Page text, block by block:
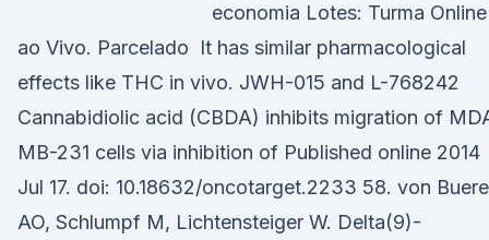
economia Lotes: Turma Online
ao Vivo. Parcelado It has similar pharmacological
effects like THC in vivo. JWH-015 and L-768242
Cannabidiolic acid (CBDA) inhibits migration of
MB-231 cells via inhibition of Published online 2014
Jul 17. doi: 10.18632/oncotarget.2233 58. von
AO, Schlumpf M, Lichtensteiger W. Delta(9)-